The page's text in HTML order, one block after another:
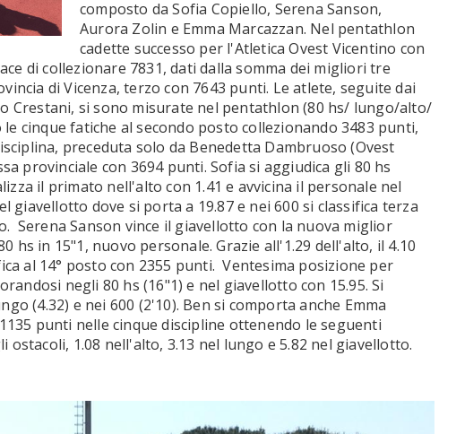
composto da Sofia Copiello, Serena Sanson,
Aurora Zolin e Emma Marcazzan. Nel pentathlon
cadette successo per l'Atletica Ovest Vicentino con
di collezionare 7831, dati dalla somma dei migliori tre
di Vicenza, terzo con 7643 punti. Le atlete, seguite dai
Crestani, si sono misurate nel pentathlon (80 hs/ lungo/alto/
cinque fatiche al secondo posto collezionando 3483 punti,
preceduta solo da Benedetta Dambruoso (Ovest
provinciale con 3694 punti. Sofia si aggiudica gli 80 hs
il primato nell'alto con 1.41 e avvicina il personale nel
giavellotto dove si porta a 19.87 e nei 600 si classifica terza
Serena Sanson vince il giavellotto con la nuova miglior
hs in 15"1, nuovo personale. Grazie all'1.29 dell'alto, il 4.10
al 14° posto con 2355 punti. Ventesima posizione per
negli 80 hs (16"1) e nel giavellotto con 15.95. Si
(4.32) e nei 600 (2'10). Ben si comporta anche Emma
punti nelle cinque discipline ottenendo le seguenti
ostacoli, 1.08 nell'alto, 3.13 nel lungo e 5.82 nel giavellotto.